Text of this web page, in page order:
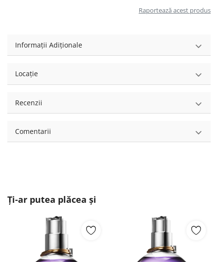
Raportează acest produs
Informații Adiționale
Locație
Recenzii
Comentarii
Ți-ar putea plăcea și